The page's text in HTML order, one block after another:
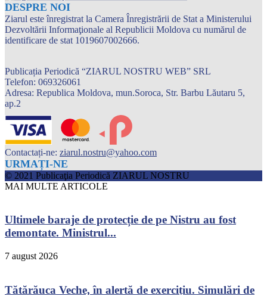
DESPRE NOI
Ziarul este înregistrat la Camera Înregistrării de Stat a Ministerului
Dezvoltării Informaţionale al Republicii Moldova cu numărul de
identificare de stat 1019607002666.
Publicația Periodică “ZIARUL NOSTRU WEB” SRL
Telefon: 069326061
Adresa: Republica Moldova, mun.Soroca, Str. Barbu Lăutaru 5,
ap.2
Contactați-ne: ziarul.nostru@yahoo.com
URMAȚI-NE
© 2021 Publicaţia Periodică ZIARUL NOSTRU
MAI MULTE ARTICOLE
Ultimele baraje de protecție de pe Nistru au fost
demontate. Ministrul...
7 august 2026
Tătărăuca Veche, în alertă de exercițiu. Simulări de